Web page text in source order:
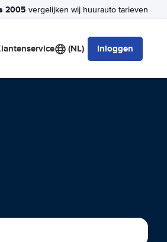
2005 vergelijken wij huurauto tarieven
(NL) Inloggen